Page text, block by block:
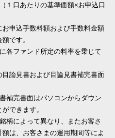
１口あたりの基準価額×お申込口
申込手数料額および手数料金額
です。
各ファンド所定の料率を乗じて
論見書および目論見書補完書面
補完書面はパソコンからダウン
できます。
柄によって異なり、またお客さ
は、お客さまの運用期間等によ